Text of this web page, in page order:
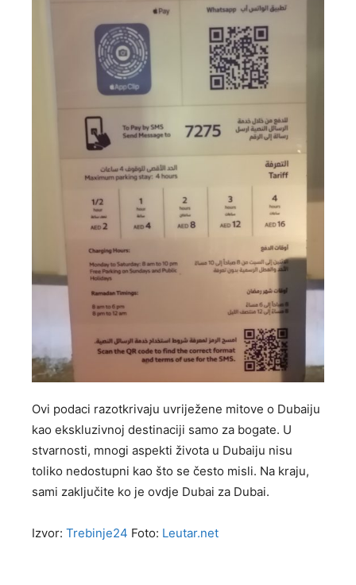
Ovi podaci razotkrivaju uvriježene mitove o Dubaiju
kao ekskluzivnoj destinaciji samo za bogate. U
stvarnosti, mnogi aspekti života u Dubaiju nisu
toliko nedostupni kao što se često misli. Na kraju,
sami zaključite ko je ovdje Dubai za Dubai.
Izvor: Trebinje24 Foto: Leutar.net